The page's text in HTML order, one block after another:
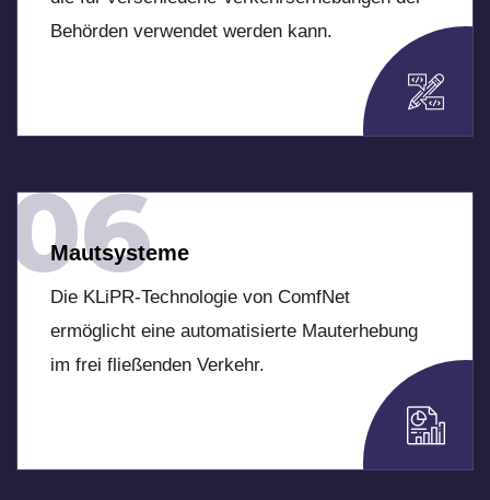
Behörden verwendet werden kann.
06
Mautsysteme
Die KLiPR-Technologie von ComfNet
ermöglicht eine automatisierte Mauterhebung
im frei fließenden Verkehr.